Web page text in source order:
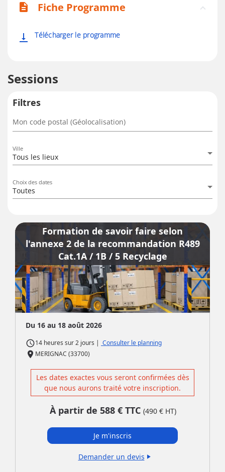
description Fiche Programme
vertical_align_bottom Télécharger le programme
Sessions
Filtres
Mon code postal (Géolocalisation)
Ville
Tous les lieux
Choix des dates
Toutes
Formation de savoir faire selon
l'annexe 2 de la recommandation R489
Cat.1A / 1B / 5 Recyclage
Du 16 au 18 août 2026
access_time14 heures sur2 jours | Consulter le planning
place MERIGNAC (33700)
Les dates exactes vous seront confirmées dès
que nous aurons traité votre inscription.
À partir de 588 € TTC (490€ HT)
Je m'inscris
Demander un devis play_arrow